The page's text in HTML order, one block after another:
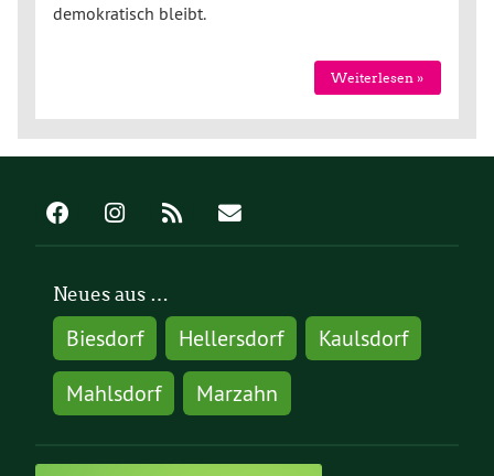
demokratisch bleibt.
Weiterlesen »
Neues aus …
Biesdorf Hellersdorf
Kaulsdorf
Mahlsdorf
Marzahn